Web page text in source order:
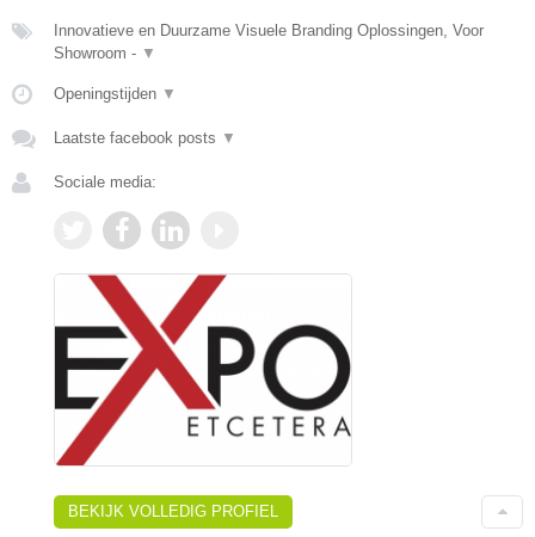
Innovatieve en Duurzame Visuele Branding Oplossingen, Voor
Showroom - ▼
Openingstijden ▼
Laatste facebook posts ▼
Sociale media:
BEKIJK VOLLEDIG PROFIEL